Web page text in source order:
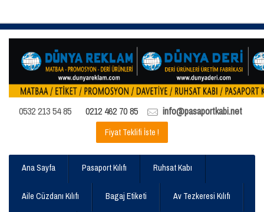
0532 213 54 85 0212 462 70 85 info@pasaportkabi.net
Fiyat Teklifi İste !
Ana Sayfa Pasaport Kılıfı Ruhsat Kabı
Aile Cüzdanı Kılıfı Bagaj Etiketi Av Tezkeresi Kılıfı